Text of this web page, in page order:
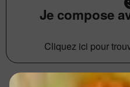
Je compose
Cliquez ici pour